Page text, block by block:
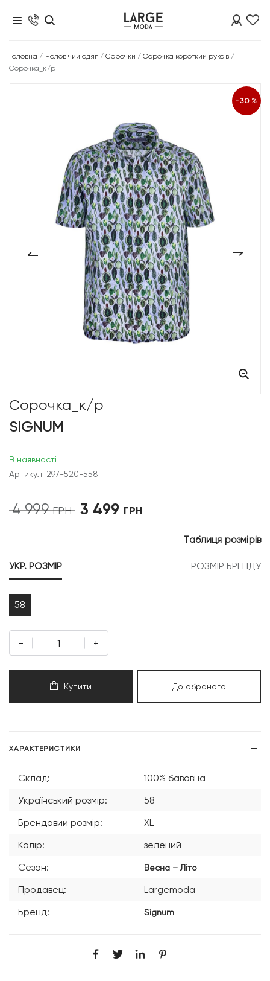
Головна / Чоловічий одяг / Сорочки /Сорочка короткий рукав/
Сорочка_к/р
-30%
Сорочка_к/р
SIGNUM
В наявності
Артикул: 297-520-558
4 999ГРН
Оригінальна
3 499 ГРН
УКР. РОЗМІР
РОЗМІР БРЕНДУ
Таблиця розмірів
58
- +
Купити До обраного
ХАРАКТЕРИСТИКИ
Склад:
100% бавовна
Український розмір:
58
Брендовий розмір:
XL
Колір:
зелений
Сезон:
Весна – Літо
Продавец:
Largemoda
Бренд:
Signum